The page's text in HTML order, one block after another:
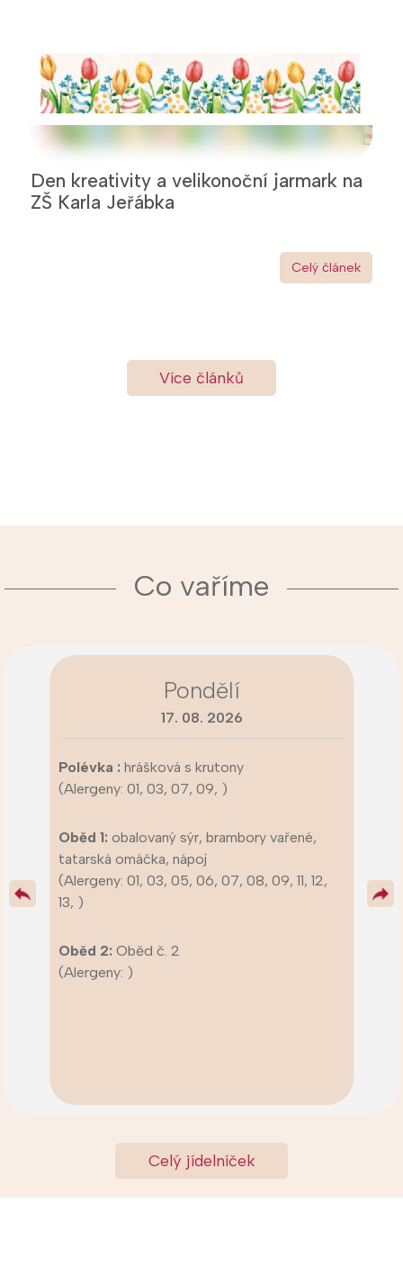
Den kreativity a velikonoční jarmark na
ZŠ Karla Jeřábka
Celý článek
Více článků
Co vaříme
Pondělí
17. 08. 2026
Polévka : hrášková s krutony
(Alergeny: 01, 03, 07, 09, )
Oběd 1: obalovaný sýr, brambory vařené,
tatarská omáčka, nápoj
(Alergeny: 01, 03, 05, 06, 07, 08, 09, 11, 12,
13, )
Oběd 2: Oběd č. 2
(Alergeny: )
Celý jídelníček